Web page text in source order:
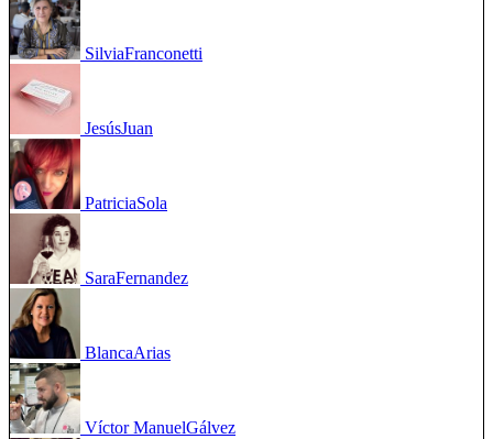
SilviaFranconetti
JesúsJuan
PatriciaSola
SaraFernandez
BlancaArias
Víctor ManuelGálvez